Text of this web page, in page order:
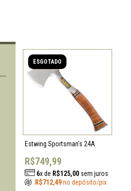
ESGOTADO
Estwing Sportsman's 24A
R$749,99
6x de R$125,00sem juros
R$712,49no depósito/pix